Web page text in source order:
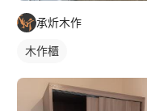
承炘木作
木作櫃